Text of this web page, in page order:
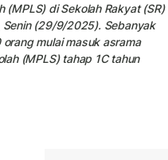
di Sekolah Rakyat (SR)
Senin (29/9/2025). Sebanyak
mulai masuk asrama
(MPLS) tahap 1C tahun